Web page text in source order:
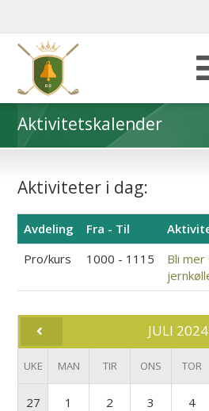
Aktivitetskalender
Aktiviteter i dag:
Avdeling Fra - Til
Pro/kurs
1000 - 1115
Bli mer
JULI 2024
UKE MAN TIR ONS TOR
27 1 2 3 4